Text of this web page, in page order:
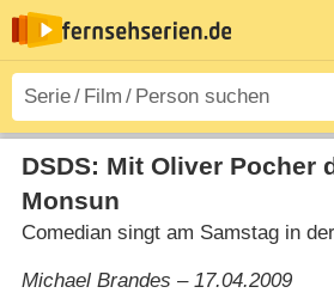
DSDS: Mit Oliver Pocher
Monsun
Comedian singt am Samstag in
Michael Brandes – 17.04.2009